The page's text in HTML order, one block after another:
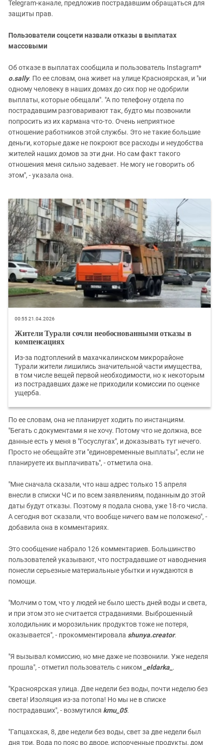
Telegram-канале, предложив пострадавшим обращаться для
защиты прав.
Пользователи соцсети назвали отказы в выплатах
массовыми
Об отказе в выплатах сообщила и пользователь Instagram*
о.sally. По ее словам, она живет на улице Красноярская, и "ни
одному человеку в наших домах до сих пор не одобрили
выплаты, которые обещали". "А по телефону отдела по
пострадавшим разговаривают так, будто мы позвонили
попросить из их кармана что-то. Очень неприятное
отношение работников этой службы. Это не такие большие
деньги, которые даже не покроют все расходы и неудобства
жителей наших домов за эти дни. Но сам факт такого
отношения меня сильно задевает. Не могу не говорить об
этом", - указала она.
00:55 21.04.2026
Жители Турали сочли необоснованными отказы в
компенсациях
Из-за подтоплений в махачкалинском микрорайоне
Турали жители лишились значительной части имущества,
в том числе вещей первой необходимости, но к некоторым
из пострадавших даже не приходили комиссии по оценке
ущерба.
По ее словам, она не планирует ходить по инстанциям.
"Бегать с документами я не хочу. Потому что не должна, все
данные есть у меня в "Госуслугах", и доказывать тут нечего.
Просто не обещайте эти "единовременные выплаты", если не
планируете их выплачивать", - отметила она.
"Мне сначала сказали, что наш адрес только 15 апреля
внесли в списки ЧС и по всем заявлениям, поданным до этой
даты будут отказы. Поэтому я подала снова, уже 18-го числа.
А сегодня вот сказали, что вообще ничего вам не положено", -
добавила она в комментариях.
Это сообщение набрало 126 комментариев. Большинство
пользователей указывают, что пострадавшие от наводнения
понесли серьезные материальные убытки и нуждаются в
помощи.
"Молчим о том, что у людей не было шесть дней воды и света,
и при этом это не считается страданиями. Выброшенный
холодильник и морозильник продуктов тоже не потеря,
оказывается", - прокомментировала shunya.creator.
"Я вызывал комиссию, но мне даже не позвонили. Уже неделя
прошла", - отметил пользователь с ником
_eldarka_ .
"Красноярская улица. Две недели без воды, почти неделю без
света! Изоляция из-за потопа! Но мы не в списке
пострадавших", - возмутился kmu_05.
"Гапцахская, 8, две недели без воды, свет за две недели был
дня три. Вода по пояс во дворе, испорченные продукты, дом